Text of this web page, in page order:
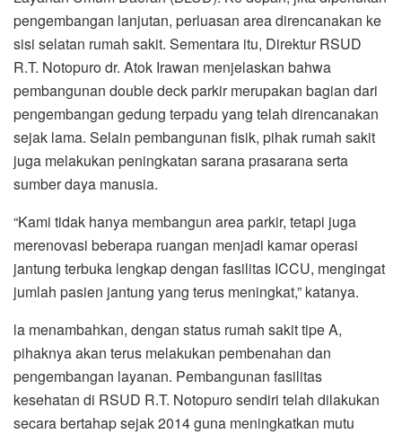
pengembangan lanjutan, perluasan area direncanakan ke
sisi selatan rumah sakit. Sementara itu, Direktur RSUD
R.T. Notopuro dr. Atok Irawan menjelaskan bahwa
pembangunan double deck parkir merupakan bagian dari
pengembangan gedung terpadu yang telah direncanakan
sejak lama. Selain pembangunan fisik, pihak rumah sakit
juga melakukan peningkatan sarana prasarana serta
sumber daya manusia.
“Kami tidak hanya membangun area parkir, tetapi juga
merenovasi beberapa ruangan menjadi kamar operasi
jantung terbuka lengkap dengan fasilitas ICCU, mengingat
jumlah pasien jantung yang terus meningkat,” katanya.
la menambahkan, dengan status rumah sakit tipe A,
pihaknya akan terus melakukan pembenahan dan
pengembangan layanan. Pembangunan fasilitas
kesehatan di RSUD R.T. Notopuro sendiri telah dilakukan
secara bertahap sejak 2014 guna meningkatkan mutu